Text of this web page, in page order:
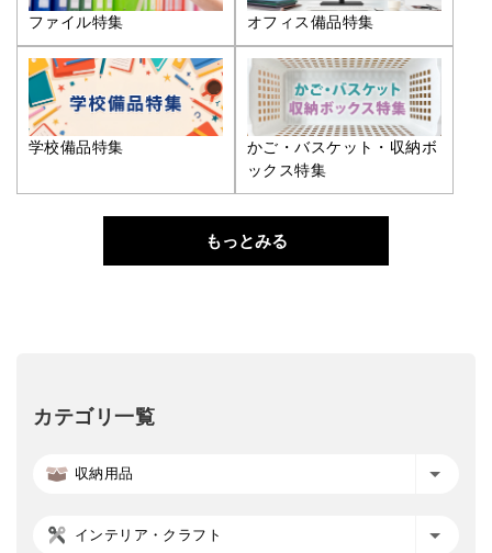
ファイル特集 オフィス備品特集
学校備品特集
かご・バスケット・収納ボ
ックス特集
もっとみる
カテゴリ一覧
収納用品
インテリア・クラフト